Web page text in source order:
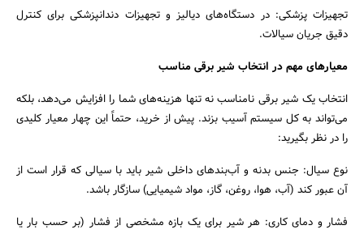
تجهیزات پزشکی: در دستگاه‌های دیالیز و تجهیزات دندانپزشکی برای کنترل
دقیق جریان سیالات.
معیارهای مهم در انتخاب شیر برقی مناسب
انتخاب یک شیر برقی نامناسب نه تنها هزینه‌های شما را افزایش می‌دهد، بلکه
می‌تواند به کل سیستم آسیب بزند. پیش از خرید، حتماً این چهار معیار کلیدی
را در نظر بگیرید:
نوع سیال: جنس بدنه و آب‌بندهای داخلی شیر باید با سیالی که قرار است از
آن عبور کند (آب، هوا، روغن، گاز، مواد شیمیایی) سازگار باشد.
فشار و دمای کاری: هر شیر برای یک بازه مشخصی از فشار (بر حسب بار یا